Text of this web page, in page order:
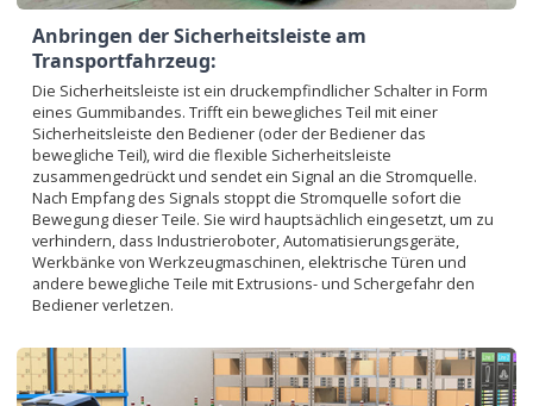
Anbringen der Sicherheitsleiste am
Transportfahrzeug:
Die Sicherheitsleiste ist ein druckempfindlicher Schalter in Form
eines Gummibandes. Trifft ein bewegliches Teil mit einer
Sicherheitsleiste den Bediener (oder der Bediener das
bewegliche Teil), wird die flexible Sicherheitsleiste
zusammengedrückt und sendet ein Signal an die Stromquelle.
Nach Empfang des Signals stoppt die Stromquelle sofort die
Bewegung dieser Teile. Sie wird hauptsächlich eingesetzt, um zu
verhindern, dass Industrieroboter, Automatisierungsgeräte,
Werkbänke von Werkzeugmaschinen, elektrische Türen und
andere bewegliche Teile mit Extrusions- und Schergefahr den
Bediener verletzen.